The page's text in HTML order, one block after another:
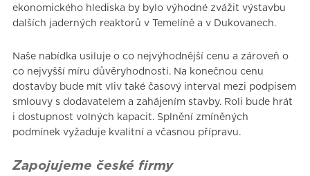
ekonomického hlediska by bylo výhodné zvážit výstavbu
dalších jaderných reaktorů v Temelíně a v Dukovanech.
Naše nabídka usiluje o co nejvýhodnější cenu a zároveň o
co nejvyšší míru důvěryhodnosti. Na konečnou cenu
dostavby bude mít vliv také časový interval mezi podpisem
smlouvy s dodavatelem a zahájením stavby. Roli bude hrát
i dostupnost volných kapacit. Splnění zmíněných
podmínek vyžaduje kvalitní a včasnou přípravu.
Zapojujeme české firmy